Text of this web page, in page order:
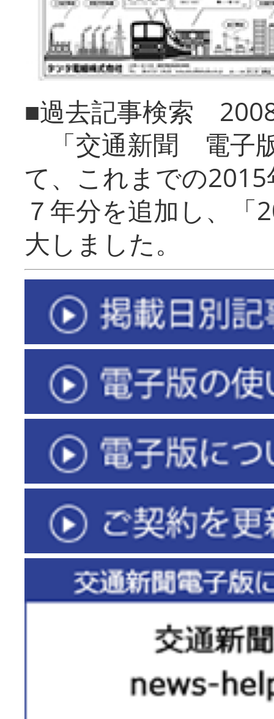
■過去記事検索
「交通新聞 電子
て、これまでの
７年分を追加し、「
大しまし